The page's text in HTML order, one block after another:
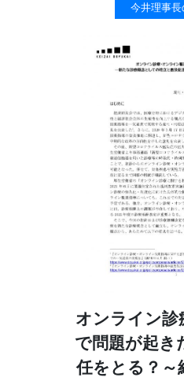
今井理事
オンライン診
で問題が起き
任をとる？～